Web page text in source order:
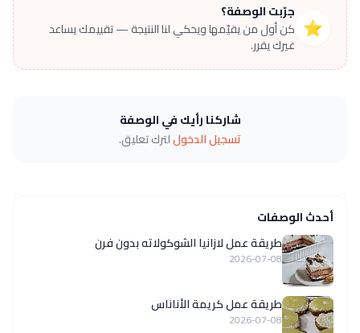
⭐
جرّبت الوصفة؟
كن أول من يقيّمها ويحكي لنا النتيجة — تقييمك يساعد
غيرك يقرر.
شاركنا رأيك في الوصفة
تسجيل الدخوللترك تعليق.
أحدث الوصفات
طريقة عمل لازانيا الشوكولاته بدون فرن
2026-07-08
طريقة عمل كريمة الأناناس
2026-07-08